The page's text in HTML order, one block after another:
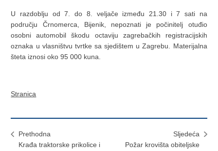
U razdoblju od 7. do 8. veljače između 21.30 i 7 sati na
području Črnomerca, Bijenik, nepoznati je počinitelj otuđio
osobni automobil škodu octaviju zagrebačkih registracijskih
oznaka u vlasništvu tvrtke sa sjedištem u Zagrebu. Materijalna
šteta iznosi oko 95 000 kuna.
Stranica
Prethodna
Krađa traktorske prikolice i
Sljedeća
Požar krovišta obiteljske